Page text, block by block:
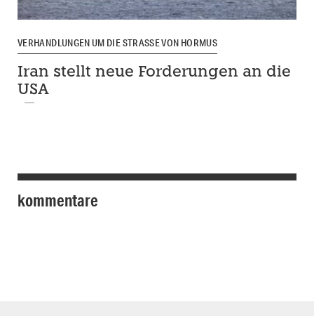
VERHANDLUNGEN UM DIE STRASSE VON HORMUS
Iran stellt neue Forderungen an die
USA
kommentare